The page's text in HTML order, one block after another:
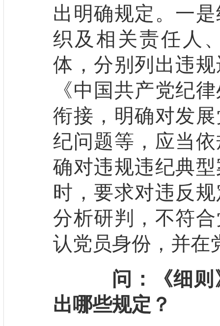
出明确规定。一
织及相关责任人
体，分别列出违
《中国共产党纪
衔接，明确对发
纪问题等，应当
确对违规违纪典
时，要求对违反
分析研判，不符
认党员身份，并在
问：《细
出哪些规定？